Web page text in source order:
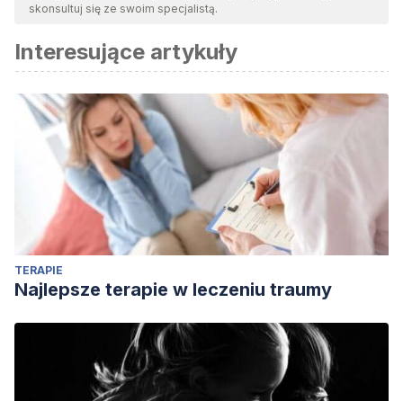
skonsultuj się ze swoim specjalistą.
Interesujące artykuły
TERAPIE
Najlepsze terapie w leczeniu traumy